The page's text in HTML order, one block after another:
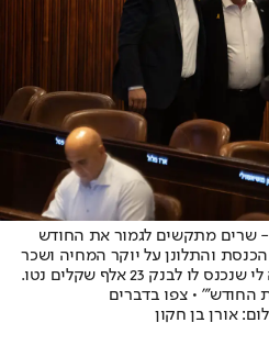
- שרים מתקשים לגמור את החודש
והתלונן על יוקר המחיה ושכר
חברי הכנסת והשרים • "שר הראה לי שנכנס לו לבנק 23 אלף שקלים נטו.
החודש'" • צפו בדברים
אורן בן חקון